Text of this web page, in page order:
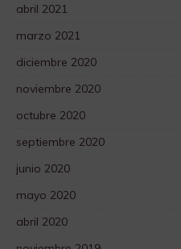
abril 2021
marzo 2021
diciembre 2020
noviembre 2020
octubre 2020
septiembre 2020
junio 2020
mayo 2020
abril 2020